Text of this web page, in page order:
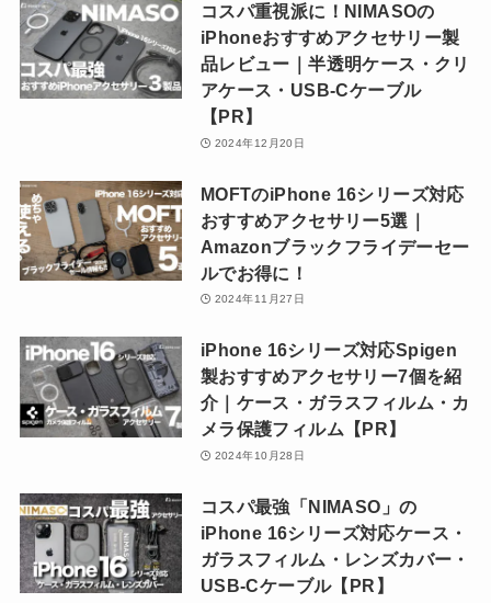
コスパ重視派に！NIMASOの
iPhoneおすすめアクセサリー製
品レビュー｜半透明ケース・クリ
アケース・USB-Cケーブル
【PR】
2024年12月20日
MOFTのiPhone 16シリーズ対応
おすすめアクセサリー5選｜
Amazonブラックフライデーセー
ルでお得に！
2024年11月27日
iPhone 16シリーズ対応Spigen
製おすすめアクセサリー7個を紹
介｜ケース・ガラスフィルム・カ
メラ保護フィルム【PR】
2024年10月28日
コスパ最強「NIMASO」の
iPhone 16シリーズ対応ケース・
ガラスフィルム・レンズカバー・
USB-Cケーブル【PR】